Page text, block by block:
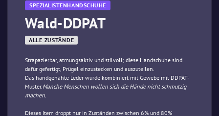
SPEZIALISTENHANDSCHUHE
Wald-DDPAT
ALLE ZUSTÄNDE
Strapazierbar, atmungsaktiv und stilvoll; diese Handschuhe sind
dafür gefertigt, Prügel einzustecken und auszuteilen.
Das handgenähte Leder wurde kombiniert mit Gewebe mit DDPAT-
Muster.Manche Menschen wollen sich die Hände nicht schmutzig
machen.
Dieses Item droppt nur in Zuständen zwischen 6% und 80%